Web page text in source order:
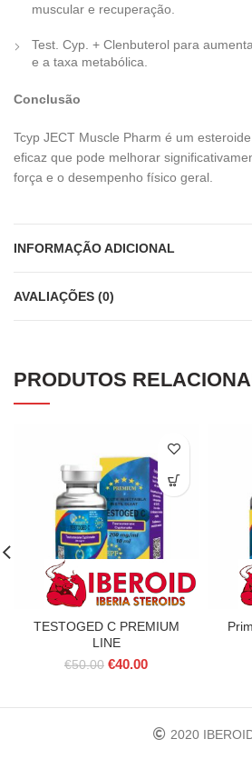
muscular e recuperação.
Test. Cyp. + Clenbuterol para
e a taxa metabólica.
Conclusão
Tcyp JECT Muscle Pharm é um
eficaz que pode melhorar
força e o desempenho físico geral.
INFORMAÇÃO ADICIONAL
AVALIAÇÕES (0)
PRODUTOS
TESTOGED C PREMIUM
LINE
€50.00 O
€40.00O
€40.00.
2020